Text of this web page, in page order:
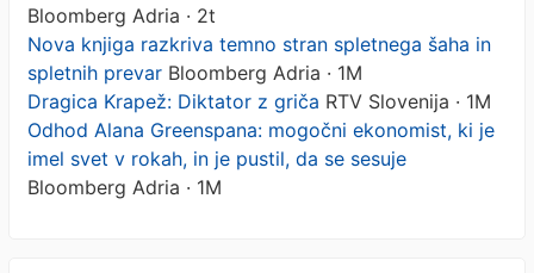
Bloomberg Adria · 2t
Nova knjiga razkriva temno stran spletnega šaha in
spletnih prevar Bloomberg Adria · 1M
Dragica Krapež: Diktator z griča RTV Slovenija · 1M
Odhod Alana Greenspana: mogočni ekonomist, ki je
imel svet v rokah, in je pustil, da se sesuje
Bloomberg Adria · 1M